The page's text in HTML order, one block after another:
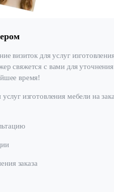
визиток для услуг
свяжется с вами для уточнения
время!
изготовления мебели на
заказа